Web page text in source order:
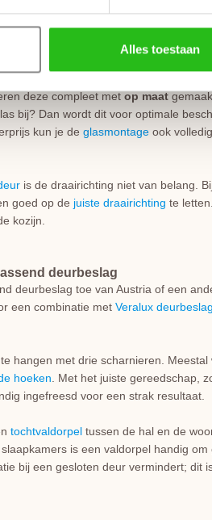
Alles toestaan
voor
paumelle scharnierenal
en een onderdorpel van 191 mm is
deze compleet met op maat
bij? Dan wordt dit voor optimale
kun je de glasmontage ook
is de draairichting niet van belang.
goed op de juiste draairichting te
kozijn.
deurbeslag
deurbeslag toe van Austria of een
een combinatie met Veralux deurbeslag
hangen met drie scharnieren.
hoeken . Met het juiste gereedschap,
ingefreesd voor een strak resultaat.
tochtvaldorpel tussen de hal en de
is een valdorpel handig om
bij een gesloten deur vermindert; dit